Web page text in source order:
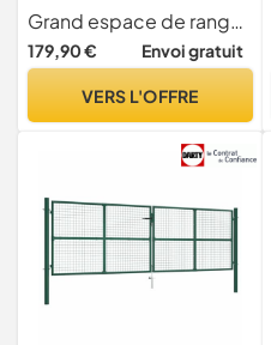
Green - 86x162x181cm -
Porte coulissante - Toit
incliné - Couleur Vert - Abri
Grand espace de rangement profitez d'un espace int rieur g n reux dans cette armoire parfaite pour ranger tout ce dont vous avez besoin de mani re organis e et s re. Nous vous recommandons de l'assembler sur une base solide servant de sol. Optimisez votre espace au maximum avec cette solution pratique et polyvalente
179,90 € Envoi gratuit
VERS L'OFFRE